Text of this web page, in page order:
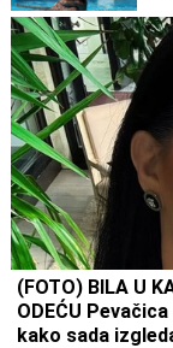
(FOTO) BILA U
ODEĆU
kako sada